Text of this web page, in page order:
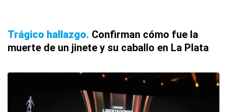
Trágico hallazgo Confirman cómo fue la
muerte de un jinete y su caballo en La Plata